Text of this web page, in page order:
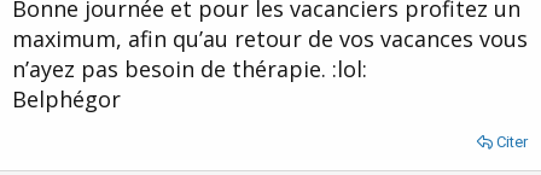
Bonne journée et pour les vacanciers profitez un
maximum, afin qu’au retour de vos vacances vous
n’ayez pas besoin de thérapie. :lol:
Belphégor
Citer